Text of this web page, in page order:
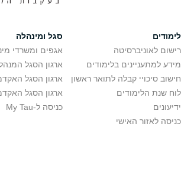
לימודים
רישום לאוניברסיטה
מידע למתעניינים בלימודים
חישוב סיכויי קבלה לתואר ראשון
לוח שנת הלימודים
ידיעונים
כניסה לאזור האישי
סגל ומינהלה
אגפים ומשרדי
ארגון הסגל
ארגון הסגל
ארגון הסגל
כניסה ל-My Tau